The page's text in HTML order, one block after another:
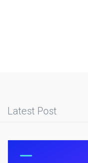
Latest Post